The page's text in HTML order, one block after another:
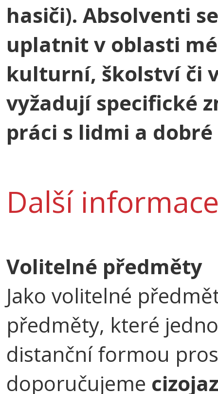
hasiči). Absolventi
uplatnit v oblasti
kulturní, školství či
vyžadují specifické
práci s lidmi a
Další
Volitelné předměty
Jako volitelné
předměty, které
distanční formou
doporučujeme